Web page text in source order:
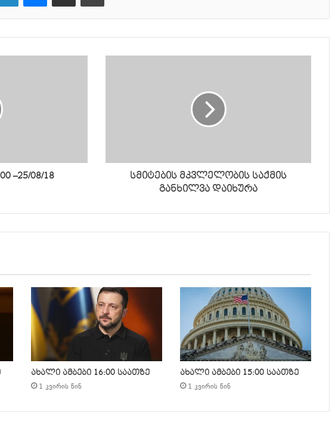
მოსაკლებად.
–25/08/18
სმიტების მკვლელობის საქმის
განხილვა დაიხურა
ახალი ამბები 16:00 საათზე
1 კვირის წინ
ახალი ამბები 15:00 საათზე
1 კვირის წინ